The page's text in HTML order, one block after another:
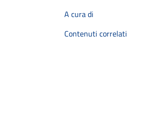
A cura di
Contenuti correlati